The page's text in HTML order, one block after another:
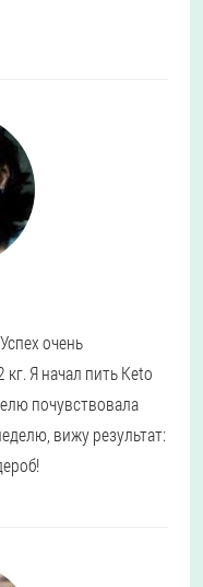
очень
Я начал пить Keto
почувствовала
вижу результат: